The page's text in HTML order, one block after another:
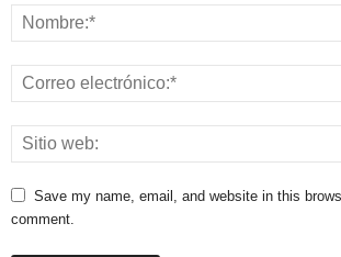
Save my name, email, and website in this
comment.